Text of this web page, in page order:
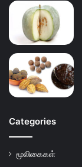
Categories
மூலிகைகள்